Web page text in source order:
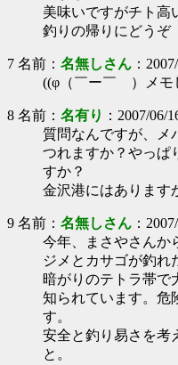
美味いですがチト高
釣りの帰りにどうぞ
7 名前： 名無しさん ：
((φ（￣ー￣ ）メモ
8 名前： 名有り ：2007/06/
質問なんですが、メ
つれますか？やっぱ
すか？
金沢港にはあります
9 名前： 名無しさん ：
今年、まさやさんか
ジメとカサゴが釣れ
暗がりのテトラ帯で
知られています。危
す。
安全と釣り易さを考
と。